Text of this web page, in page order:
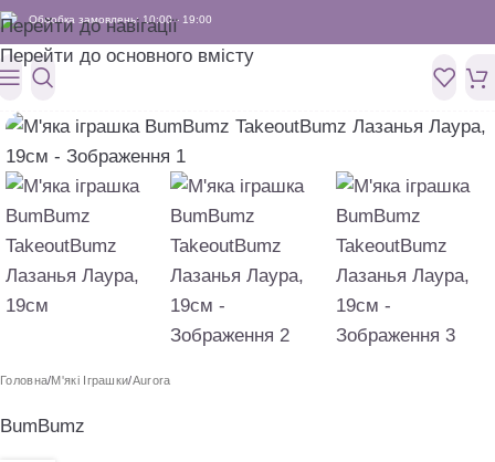
Перейти до навігації
Перейти до основного вмісту
Обробка замовлень: 10:00 - 19:00
Головна/M'які Іграшки/Aurora
BumBumz